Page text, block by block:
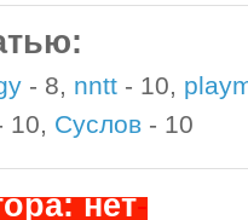
- 8, nntt - 10,
10, Суслов - 10
нет-